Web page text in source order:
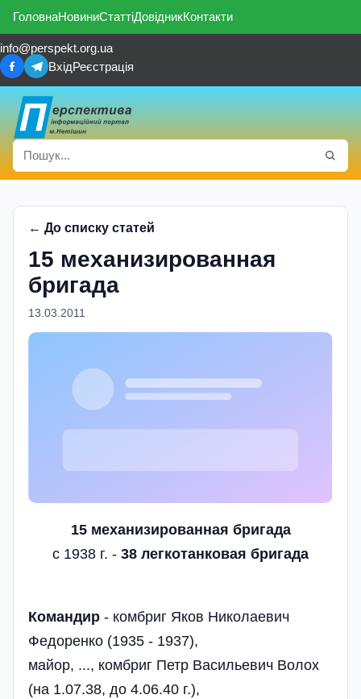
ГоловнаНовиниСтаттіДовідникКонтакти
info@perspekt.org.ua
ВхідРеєстрація
← До списку статей
15 механизированная
бригада
13.03.2011
15 механизированная бригада
с 1938 г. - 38 легкотанковая бригада
Командир - комбриг Яков Николаевич
Федоренко (1935 - 1937),
майор, ..., комбриг Петр Васильевич Волох
(на 1.07.38, до 4.06.40 г.),